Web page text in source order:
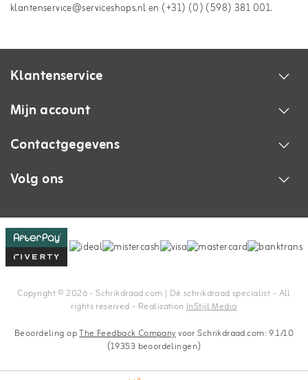
klantenservice@serviceshops.nl en (+31) (0) (598) 381 001.
Klantenservice
Mijn account
Contactgegevens
Volg ons
Copyright © 2026 - Schrikdraad.com | Dè schrikdraad specialist - All
rights reserved - RealizationInStijl Media
Beoordeling opThe Feedback Companyvoor Schrikdraad.com: 9.1/10
(19353 beoordelingen)